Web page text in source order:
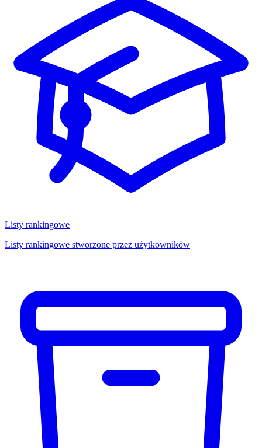
Listy rankingowe
Listy rankingowe stworzone przez użytkowników